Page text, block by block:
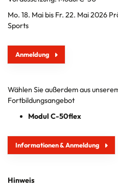
Mo. 18. Mai bis Fr. 22. Mai 2026
Sports
Anmeldung
Wählen Sie außerdem aus
Fortbildungsangebot
Modul C-50flex
Informationen & Anmeldung
Hinweis